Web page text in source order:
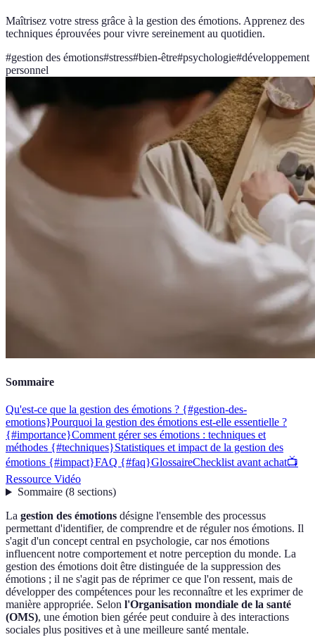
Maîtrisez votre stress grâce à la gestion des émotions. Apprenez des
techniques éprouvées pour vivre sereinement au quotidien.
#gestion des émotions#stress#bien-être#psychologie#développement
personnel
Sommaire
Qu'est-ce que la gestion des émotions ? {#gestion-des-
emotions}Pourquoi la gestion des émotions est-elle essentielle ?
{#importance}Comment gérer ses émotions : techniques et
méthodes {#techniques}Statistiques et impact de la gestion des
émotions {#impact}FAQ {#faq}GlossaireChecklist avant achat📺
Ressource Vidéo
Sommaire(8 sections)
La gestion des émotions désigne l'ensemble des processus
permettant d'identifier, de comprendre et de réguler nos émotions. Il
s'agit d'un concept central en psychologie, car nos émotions
influencent notre comportement et notre perception du monde. La
gestion des émotions doit être distinguée de la suppression des
émotions ; il ne s'agit pas de réprimer ce que l'on ressent, mais de
développer des compétences pour les reconnaître et les exprimer de
manière appropriée. Selon l'Organisation mondiale de la santé
(OMS), une émotion bien gérée peut conduire à des interactions
sociales plus positives et à une meilleure santé mentale.